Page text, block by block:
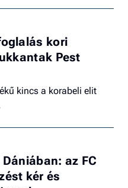
kori
Pest
kincs a korabeli elit
az FC
kér és